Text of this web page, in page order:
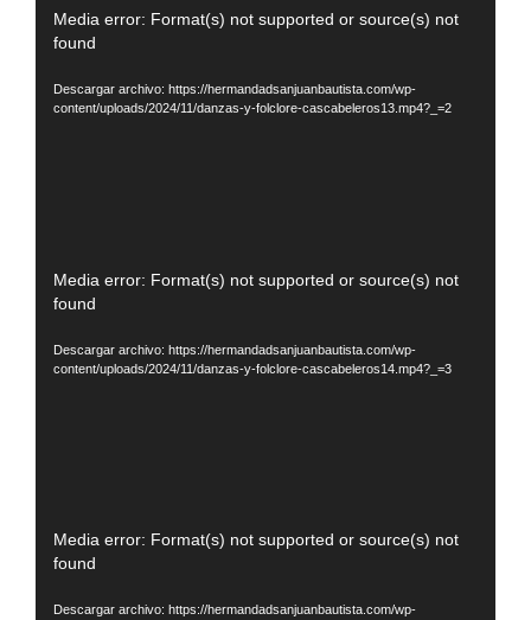
Reproductor
de
vídeo
Media error: Format(s) not supported or source(s) not
found
Descargar archivo: https://hermandadsanjuanbautista.com/wp-
content/uploads/2024/11/danzas-y-folclore-cascabeleros13.mp4?_=2
Reproductor
de
vídeo
Media error: Format(s) not supported or source(s) not
found
Descargar archivo: https://hermandadsanjuanbautista.com/wp-
content/uploads/2024/11/danzas-y-folclore-cascabeleros14.mp4?_=3
Reproductor
de
vídeo
Media error: Format(s) not supported or source(s) not
found
Descargar archivo: https://hermandadsanjuanbautista.com/wp-